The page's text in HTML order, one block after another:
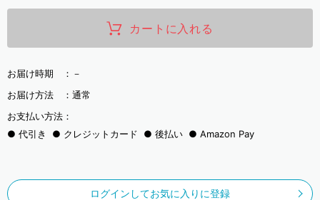
カートに入れる
お届け時期 ： －
お届け方法 ： 通常
お支払い方法：
代引き
クレジットカード 後払い Amazon Pay
ログインしてお気に入りに登録